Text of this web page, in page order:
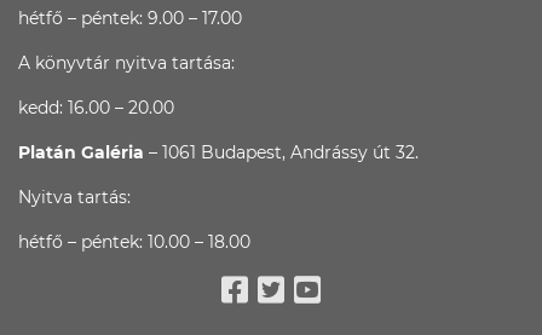
hétfő – péntek: 9.00 – 17.00
A könyvtár nyitva tartása:
kedd: 16.00 – 20.00
Platán Galéria – 1061 Budapest, Andrássy út 32.
Nyitva tartás:
hétfő – péntek: 10.00 – 18.00